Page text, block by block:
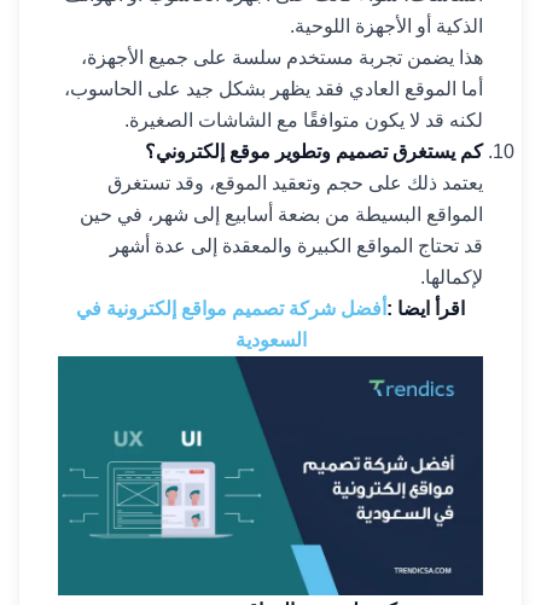
الذكية أو الأجهزة اللوحية.
هذا يضمن تجربة مستخدم سلسة على جميع الأجهزة،
أما الموقع العادي فقد يظهر بشكل جيد على الحاسوب،
لكنه قد لا يكون متوافقًا مع الشاشات الصغيرة.
كم يستغرق تصميم وتطوير موقع إلكتروني؟
يعتمد ذلك على حجم وتعقيد الموقع، وقد تستغرق
المواقع البسيطة من بضعة أسابيع إلى شهر، في حين
قد تحتاج المواقع الكبيرة والمعقدة إلى عدة أشهر
لإكمالها.
اقرأ ايضا : أفضل شركة تصميم مواقع إلكترونية في
السعودية